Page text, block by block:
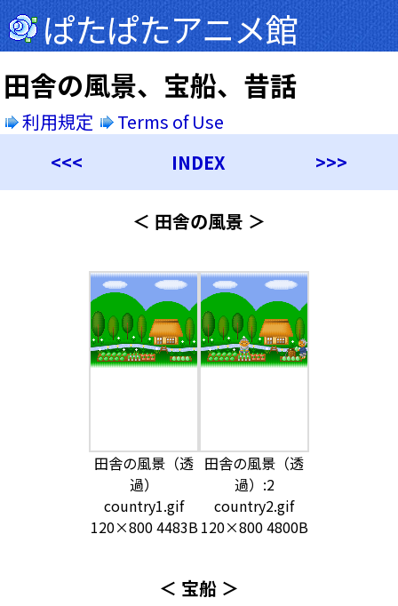
ぱたぱたアニメ館
田舎の風景、宝船、昔話
利用規定
Terms of Use
<<<
INDEX >>>
＜ 田舎の風景 ＞
田舎の風景（透
過）
country1.gif
120×800 4483B
田舎の風景（透
過）:2
country2.gif
120×800 4800B
＜ 宝船 ＞